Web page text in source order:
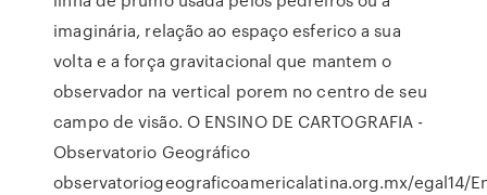
imaginária, relação ao espaço esferico a sua
volta e a força gravitacional que mantem o
observador na vertical porem no centro de seu
campo de visão. O ENSINO DE CARTOGRAFIA -
Observatorio Geográfico
observatoriogeograficoamericalatina.org.mx/egal14/